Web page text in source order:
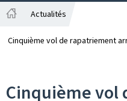
Actualités
Cinquième vol de rapatriement
Cinquième vol